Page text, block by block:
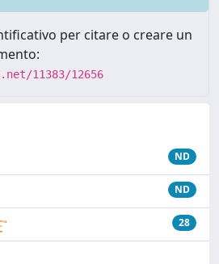
per citare o creare un
11383/12656
ND
ND
28